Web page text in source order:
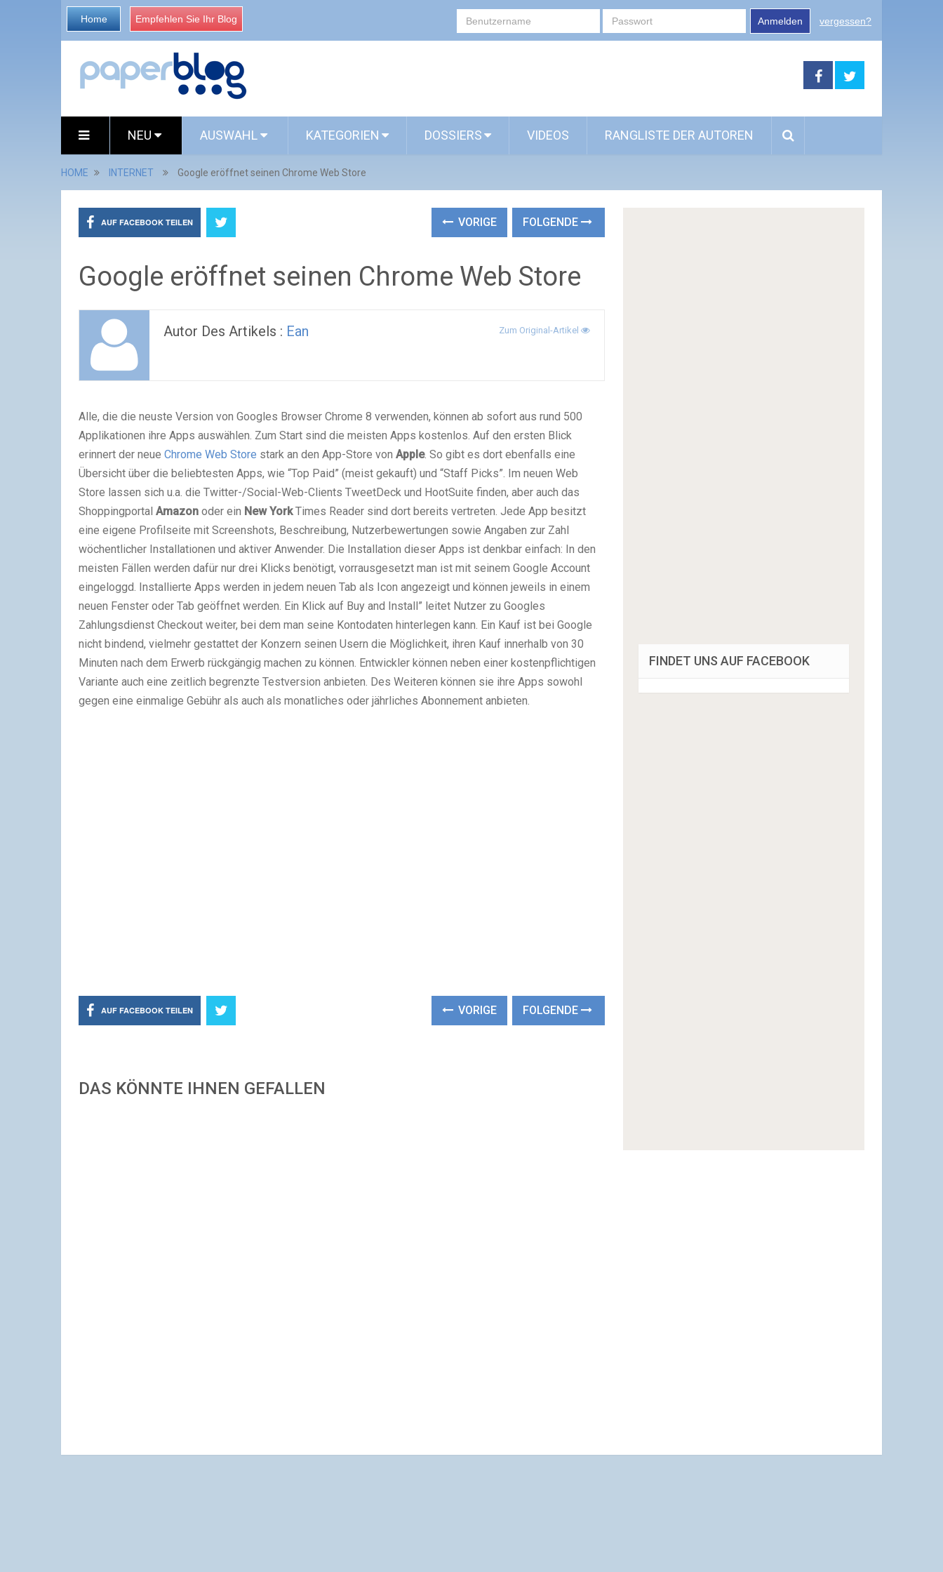
Home Empfehlen Sie Ihr Blog Anmelden vergessen?
NEU AUSWAHL KATEGORIEN DOSSIERS VIDEOS RANGLISTE DER AUTOREN
HOME INTERNET Google eröffnet seinen Chrome Web Store
AUF FACEBOOK TEILEN VORIGE FOLGENDE
Google eröffnet seinen Chrome Web Store
Autor Des Artikels : Ean Zum Original-Artikel
Alle, die die neuste Version von Googles Browser Chrome 8 verwenden, können ab sofort aus rund 500
Applikationen ihre Apps auswählen. Zum Start sind die meisten Apps kostenlos. Auf den ersten Blick
erinnert der neue Chrome Web Store stark an den App-Store von Apple. So gibt es dort ebenfalls eine
Übersicht über die beliebtesten Apps, wie “Top Paid” (meist gekauft) und “Staff Picks”. Im neuen Web
Store lassen sich u.a. die Twitter-/Social-Web-Clients TweetDeck und HootSuite finden, aber auch das
Shoppingportal Amazon oder ein New YorkTimes Reader sind dort bereits vertreten. Jede App besitzt
eine eigene Profilseite mit Screenshots, Beschreibung, Nutzerbewertungen sowie Angaben zur Zahl
wöchentlicher Installationen und aktiver Anwender. Die Installation dieser Apps ist denkbar einfach: In den
meisten Fällen werden dafür nur drei Klicks benötigt, vorrausgesetzt man ist mit seinem Google Account
eingeloggd. Installierte Apps werden in jedem neuen Tab als Icon angezeigt und können jeweils in einem
neuen Fenster oder Tab geöffnet werden. Ein Klick auf Buy and Install” leitet Nutzer zu Googles
Zahlungsdienst Checkout weiter, bei dem man seine Kontodaten hinterlegen kann. Ein Kauf ist bei Google
nicht bindend, vielmehr gestattet der Konzern seinen Usern die Möglichkeit, ihren Kauf innerhalb von 30
Minuten nach dem Erwerb rückgängig machen zu können. Entwickler können neben einer kostenpflichtigen
Variante auch eine zeitlich begrenzte Testversion anbieten. Des Weiteren können sie ihre Apps sowohl
gegen eine einmalige Gebühr als auch als monatliches oder jährliches Abonnement anbieten.
AUF FACEBOOK TEILEN VORIGE FOLGENDE
DAS KÖNNTE IHNEN GEFALLEN
FINDET UNS AUF FACEBOOK